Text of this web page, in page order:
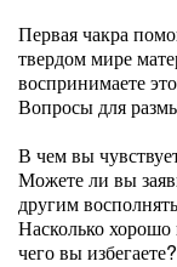
Первая чакра
твердом мире
воспринимаете
Вопросы для
В чем вы
Можете ли вы
другим
Насколько
чего вы избегаете?